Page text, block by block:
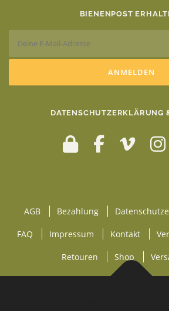
BIENENPOST
DATENSCHUTZERKLÄRUNG
AGB Bezahlung
FAQ Impressum Kontakt
Retouren Shop